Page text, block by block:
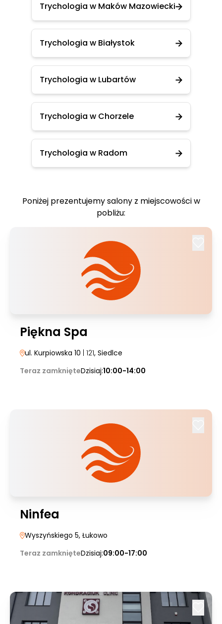
Trychologia w Maków Mazowiecki
Trychologia w Białystok
Trychologia w Lubartów
Trychologia w Chorzele
Trychologia w Radom
Poniżej prezentujemy salony z miejscowości w
pobliżu:
Piękna Spa
ul. Kurpiowska 10 | 121, Siedlce
Teraz zamknięteDzisiaj:10:00-14:00
Ninfea
Wyszyńskiego 5, Łukowo
Teraz zamknięteDzisiaj:09:00-17:00